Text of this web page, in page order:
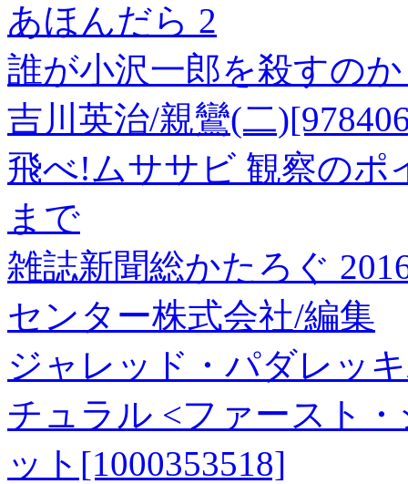
あほんだら 2
誰が小沢一郎を殺すの
吉川英治/親鸞(二
飛べ!ムササビ 観察のポ
まで
雑誌新聞総かたろぐ
センター株式会社/編集
ジャレッド・パダレッ
チュラル <ファースト
ット[1000353518]